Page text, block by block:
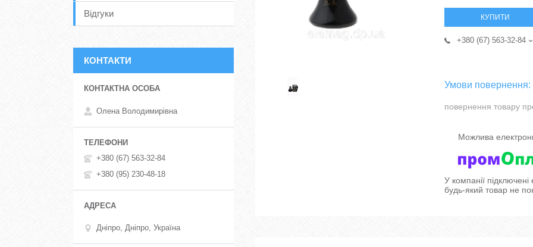
КУПИТИ
+380 (67) 563-32-84
повернення товару
У компанії
будь-який товар не
Відгуки
КОНТАКТИ
Олена Володимирівна
+380 (67) 563-32-84
+380 (95) 230-48-18
Дніпро, Дніпро, Україна